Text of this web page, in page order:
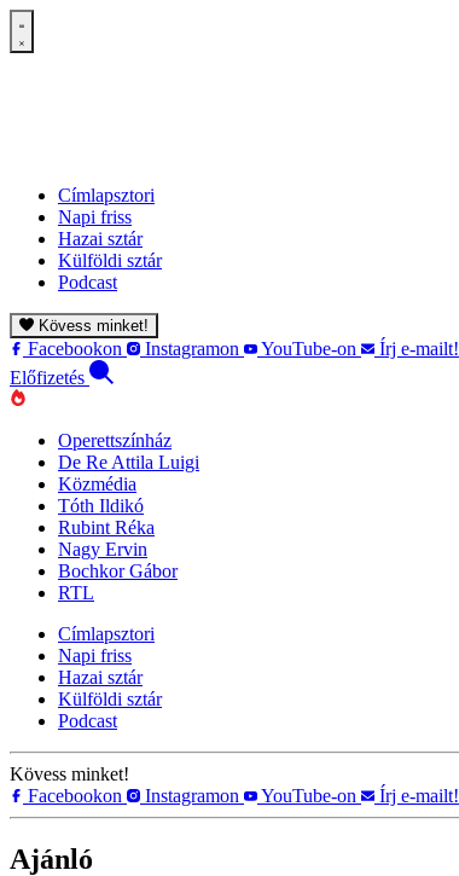
Címlapsztori
Napi friss
Hazai sztár
Külföldi sztár
Podcast
Kövess minket!
Facebookon Instagramon YouTube-on
Írj e-mailt!
Előfizetés
Operettszínház
De Re Attila Luigi
Közmédia
Tóth Ildikó
Rubint Réka
Nagy Ervin
Bochkor Gábor
RTL
Címlapsztori
Napi friss
Hazai sztár
Külföldi sztár
Podcast
Kövess minket!
Facebookon
Instagramon YouTube-on Írj e-mailt!
Ajánló